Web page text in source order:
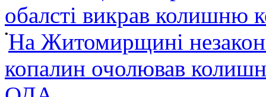
обалсті викрав колишню
•На Житомирщині
копалин очолював